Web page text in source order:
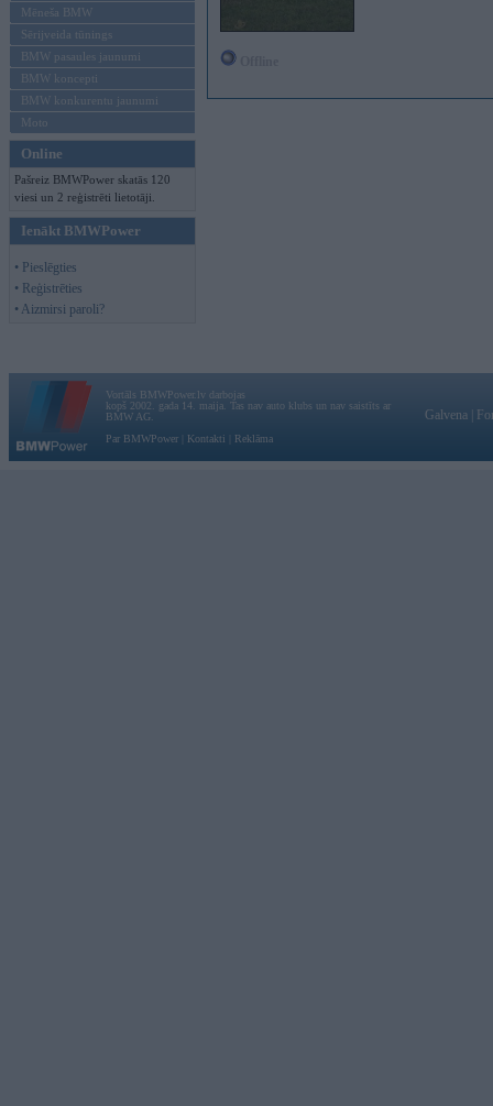
Mēneša BMW
Sērijveida tūnings
BMW pasaules jaunumi
BMW koncepti
BMW konkurentu jaunumi
Moto
Online
Pašreiz BMWPower skatās 120
viesi un 2 reģistrēti lietotāji.
Ienākt BMWPower
• Pieslēgties
• Reģistrēties
• Aizmirsi paroli?
Vortāls BMWPower.lv darbojas
kopš 2002. gada 14. maija. Tas nav auto klubs un nav saistīts ar
BMW AG.
Par BMWPower
Kontakti Reklāma
Galvena